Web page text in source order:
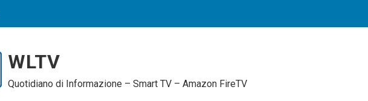
WLTV
Quotidiano di Informazione – Smart TV – Amazon FireTV